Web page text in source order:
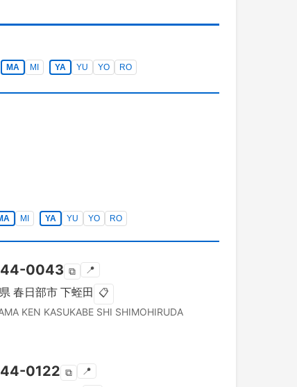
MA MI YA YU YO RO
MI YA YU YO RO
0043 ⧉ 📍
春日部市 下蛭田 📋
KEN KASUKABE SHI SHIMOHIRUDA
0122 ⧉ 📍